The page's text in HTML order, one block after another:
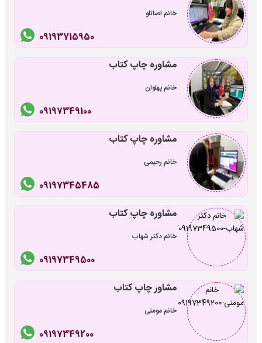
خانم اصانلو
09193715950
مشاوره چاپ کتاب
خانم پهلوان
09197349100
مشاوره چاپ کتاب
خانم رحیمی
09197345485
مشاوره چاپ کتاب
خانم دکتر شهاب
09197349500
مشاور چاپ کتاب
خانم مومنی
09197349200